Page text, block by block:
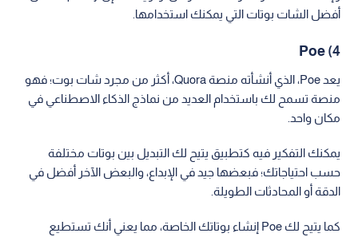
أفضل الشات بوتات التي يمكنك استخدامها.
4) Poe
يعد Poe، الذي أنشأته منصة Quora، أكثر من مجرد شات بوت؛ فهو
منصة تسمح لك باستخدام العديد من نماذج الذكاء الاصطناعي في
مكان واحد.
يمكنك التفكير فيه كتطبيق يتيح لك التبديل بين بوتات مختلفة
حسب احتياجاتك؛ فبعضها جيد في الإبداع، والبعض الآخر أفضل في
الدقة أو المحادثات الطويلة.
كما يتيح لك Poe إنشاء بوتاتك الخاصة، مما يعني أنك تستطيع